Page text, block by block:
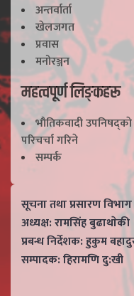
अन्तर्वार्ता
खेलजगत
प्रवास
मनोरञ्जन
महत्वपूर्ण लिङ्कहरू
भाैतिकवादी उपनिषद्काे
परिचर्चा गरिने
सम्पर्क
सूचना तथा प्रसारण
अध्यक्ष: रामसिंह बुढाथाेकी
प्रबन्ध निर्देशक: हुकुम
सम्पादक: हिरामणि दु:खी